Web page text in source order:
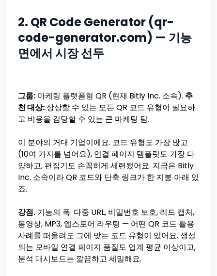
2. QR Code Generator (qr-
code-generator.com) — 기능
면에서 시장 선두
그룹: 마케팅 플랫폼형 QR (현재 Bitly Inc. 소속). 추
천 대상:상상할 수 있는 모든 QR 코드 유형이 필요하
고 비용을 감당할 수 있는 큰 마케팅 팀.
이 분야의 거대 기업이에요. 코드 유형도 가장 많고
(10여 가지를 넘어요), 연결 페이지 템플릿도 가장 다
양하고, 편집기도 손꼽히게 세련됐어요. 지금은 Bitly
Inc. 소속이라 QR 코드와 단축 링크가 한 지붕 아래 있
죠.
강점. 기능의 폭. 다중 URL, 비밀번호 보호, 리드 캡처,
동영상, MP3, 앱스토어 라우팅 — 어떤 QR 코드 활용
사례를 떠올려도 그에 맞는 코드 유형이 있어요. 생성
되는 모바일 연결 페이지 품질도 업계 평균 이상이고,
분석 대시보드는 깔끔하고 세밀해요.